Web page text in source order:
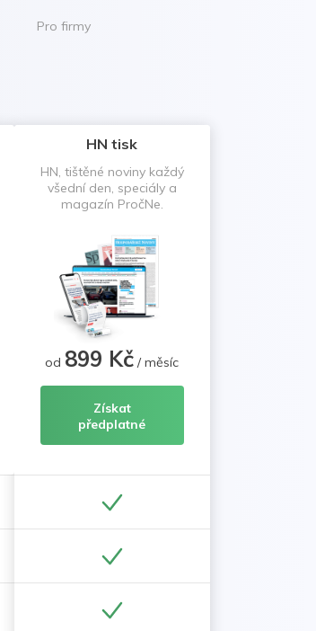
Pro firmy
HN tisk
HN, tištěné noviny každý
všední den, speciály a
magazín PročNe.
od 899 Kč / měsíc
Získat
předplatné